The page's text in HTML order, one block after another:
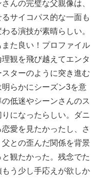
んの完璧な父親像は、
サイコパス的な一面も
る演技が素晴らしい。
た良い！プロファイル
観を飛び越えてエンタ
ターのように突き進む
らかにシーズン3を意
低迷やシーンさんのス
になったらしい。ダニ
愛を見たかったし、さ
との歪んだ関係を背景
観たかった。残念でた
う少し手応えが欲しか